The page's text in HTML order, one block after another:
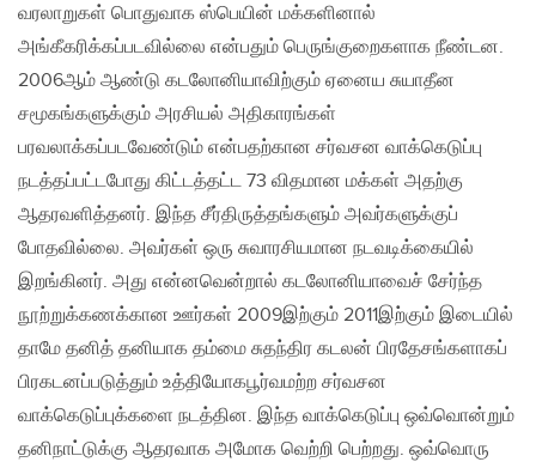
வரலாறுகள் பொதுவாக ஸ்பெயின் மக்களினால்
அங்கீகரிக்கப்படவில்லை என்பதும் பெருங்குறைகளாக நீண்டன.
2006ஆம் ஆண்டு கடலோனியாவிற்கும் ஏனைய சுயாதீன
சமூகங்களுக்கும் அரசியல் அதிகாரங்கள்
பரவலாக்கப்படவேண்டும் என்பதற்கான சர்வசன வாக்கெடுப்பு
நடத்தப்பட்டபோது கிட்டத்தட்ட 73 விதமான மக்கள் அதற்கு
ஆதரவளித்தனர். இந்த சீர்திருத்தங்களும் அவர்களுக்குப்
போதவில்லை. அவர்கள் ஒரு சுவாரசியமான நடவடிக்கையில்
இறங்கினர். அது என்னவென்றால் கடலோனியாவைச் சேர்ந்த
நூற்றுக்கணக்கான ஊர்கள் 2009இற்கும் 2011இற்கும் இடையில்
தாமே தனித் தனியாக தம்மை சுதந்திர கடலன் பிரதேசங்களாகப்
பிரகடனப்படுத்தும் உத்தியோகபூர்வமற்ற சர்வசன
வாக்கெடுப்புக்களை நடத்தின. இந்த வாக்கெடுப்பு ஒவ்வொன்றும்
தனிநாட்டுக்கு ஆதரவாக அமோக வெற்றி பெற்றது. ஒவ்வொரு